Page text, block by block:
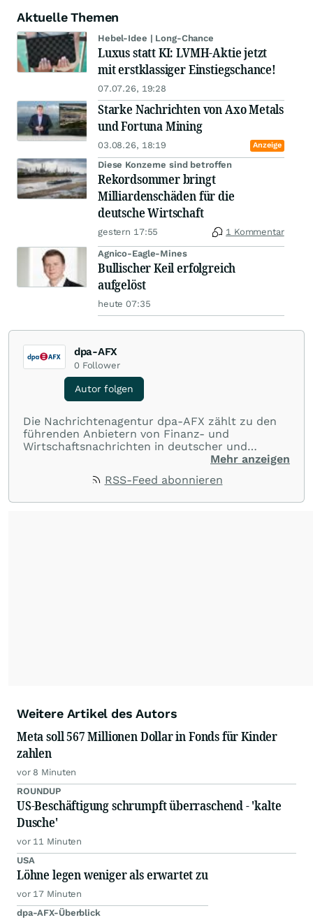
Aktuelle Themen
Hebel-Idee | Long-Chance
Luxus statt KI: LVMH-Aktie jetzt
mit erstklassiger Einstiegschance!
07.07.26, 19:28
Starke Nachrichten von Axo Metals
und Fortuna Mining
03.08.26, 18:19 Anzeige
Diese Konzerne sind betroffen
Rekordsommer bringt
Milliardenschäden für die
deutsche Wirtschaft
gestern 17:55 1 Kommentar
Agnico-Eagle-Mines
Bullischer Keil erfolgreich
aufgelöst
heute 07:35
dpa-AFX
0 Follower
Autor folgen
Die Nachrichtenagentur dpa-AFX zählt zu den
führenden Anbietern von Finanz- und
Wirtschaftsnachrichten in deutscher und
englischer Sprache. Gestützt auf ein
dpa-AFX unabhängig, zuverlässig und schnell
Mehr anzeigen
RSS-Feed abonnieren
Weitere Artikel des Autors
Meta soll 567 Millionen Dollar in Fonds für Kinder
zahlen
vor 8 Minuten
ROUNDUP
US-Beschäftigung schrumpft überraschend - 'kalte
Dusche'
vor 11 Minuten
USA
Löhne legen weniger als erwartet zu
vor 17 Minuten
dpa-AFX-Überblick